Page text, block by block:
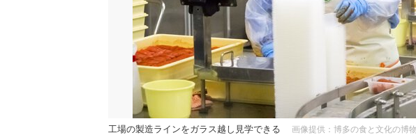
工場の製造ラインをガラス越し見学できる 画像提供：博多の食と文化の博